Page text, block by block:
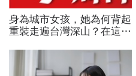
身為城市女孩，她為何背起
重裝走遍台灣深山？在這座